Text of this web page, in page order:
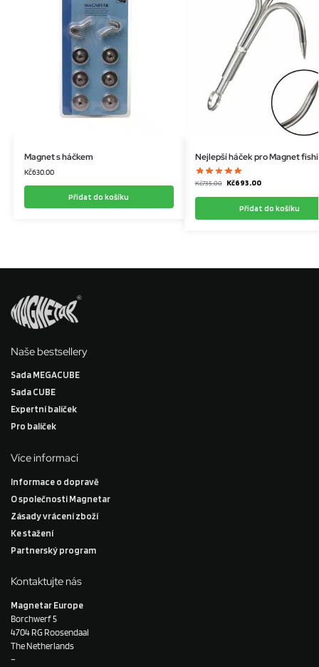
Magnet s háčkem
Kč630.00
Přidat do košíku
Nejlepší háček pro Magnet
Kč735.00 Kč693.00
Přidat do košíku
Naše bestsellery
Sada MEGACUBE
Sada CUBE
Expertní balíček
Pro balíček
Více informací
Informace o dopravě
O společnosti Magnetar
Zásady vrácení zboží
Ke stažení
Partnerský program
Kontaktujte nás
Magnetar Europe
Borchwerf 5
4704 RG Roosendaal
The Netherlands
–